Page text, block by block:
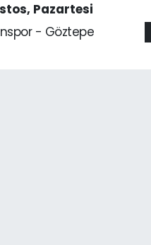
Pazartesi
- Göztepe